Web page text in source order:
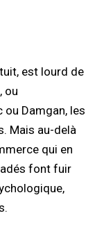
est lourd de
ou
Damgan, les
Mais au-delà
qui en
font fuir